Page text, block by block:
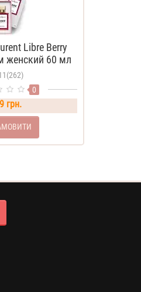
Libre Berry
женский 60 мл
0
грн.